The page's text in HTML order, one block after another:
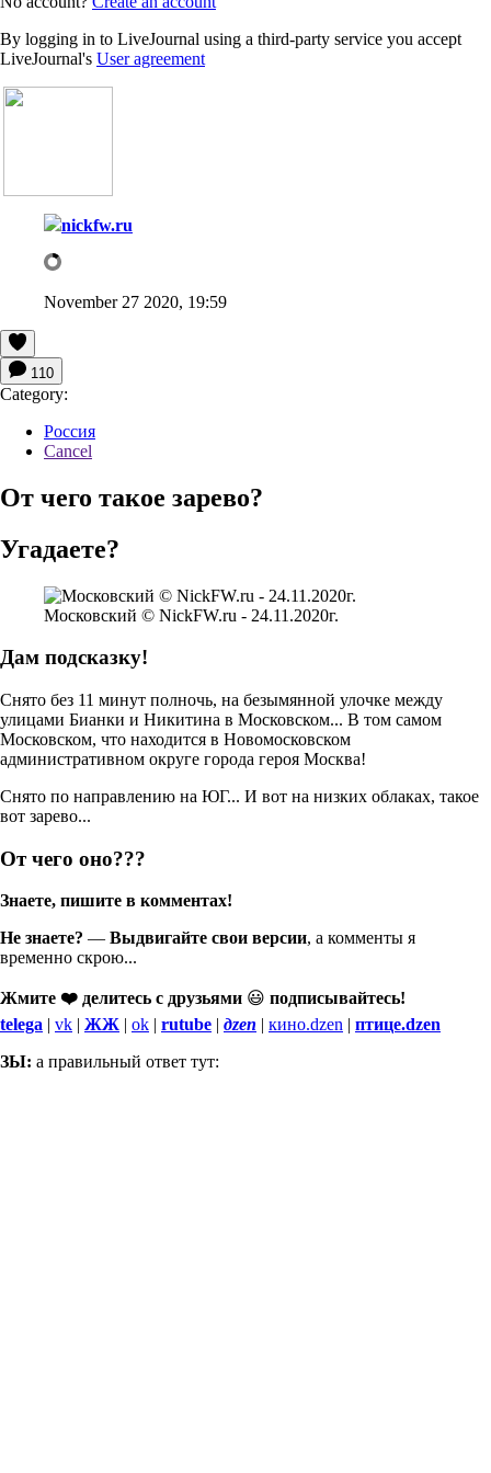
By logging in to LiveJournal using a third-party service you accept
LiveJournal's User agreement
nickfw.ru
November 27 2020, 19:59
110
Category:
Россия
Cancel
От чего такое зарево?
Угадаете?
Московский © NickFW.ru - 24.11.2020г.
Дам подсказку!
Снято без 11 минут полночь, на безымянной улочке между
улицами Бианки и Никитина в Московском... В том самом
Московском, что находится в Новомосковском
административном округе города героя Москва!
Снято по направлению на ЮГ... И вот на низких облаках, такое
вот зарево...
От чего оно???
Знаете, пишите в комментах!
Не знаете? — Выдвигайте свои версии, а комменты я
временно скрою...
Жмите ❤️ делитесь с друзьями 😃 подписывайтесь!
telega | vk | ЖЖ | ok | rutube | дzen | кино.dzen | птице.dzen
ЗЫ: а правильный ответ тут: